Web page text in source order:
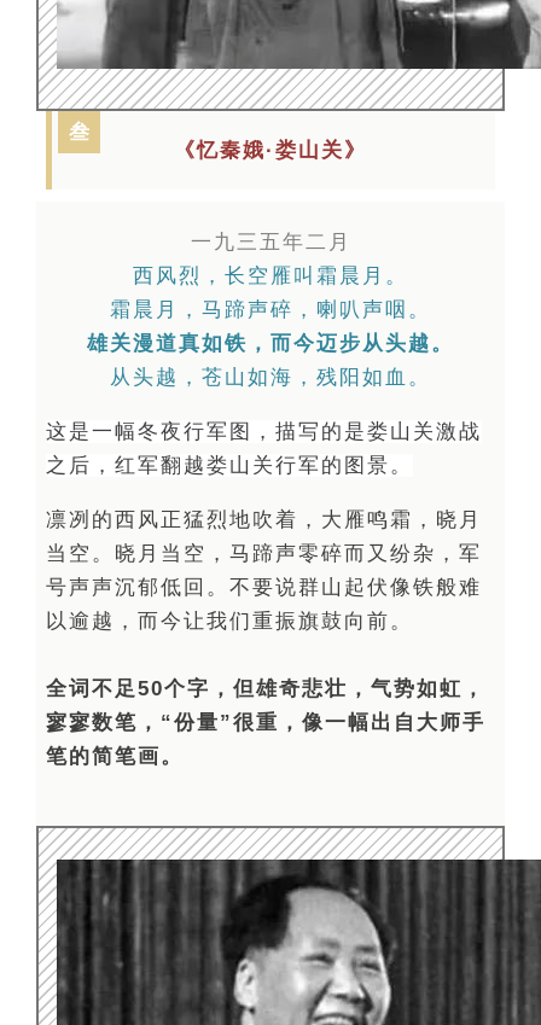
叁
《忆秦娥·娄山关》
一九三五年二月
西风烈，长空雁叫霜晨月。
霜晨月，马蹄声碎，喇叭声咽。
雄关漫道真如铁，而今迈步从头越。
从头越，苍山如海，残阳如血。
这是一幅冬夜行军图，描写的是娄山关激战
之后，红军翻越娄山关行军的图景。
凛冽的西风正猛烈地吹着，大雁鸣霜，晓月
当空。 晓月当空，马蹄声零碎而又纷杂，军
号声声沉郁低回。不要说群山起伏像铁般难
以逾越，而今让我们重振旗鼓向前。
全词不足50个字，但雄奇悲壮，气势如虹，
寥寥数笔，“份量”很重，像一幅出自大师手
笔的简笔画。